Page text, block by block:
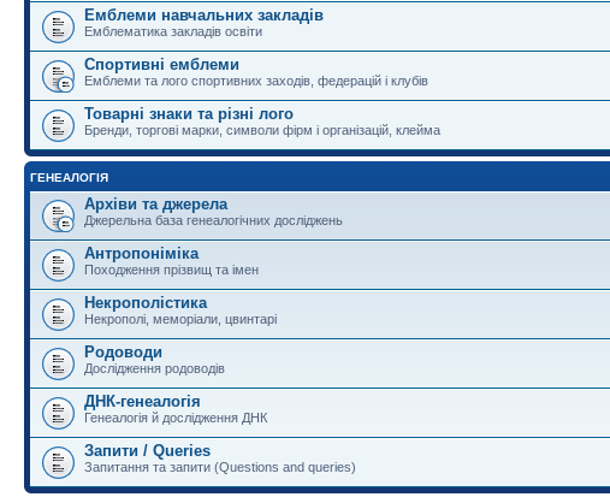
Емблеми навчальних закладів
Емблематика закладів освіти
Спортивні емблеми
Емблеми та лого спортивних заходів, федерацій і клубів
Товарні знаки та різні лого
Бренди, торгові марки, символи фірм і організацій, клейма
ГЕНЕАЛОГІЯ
Архіви та джерела
Джерельна база генеалогічних досліджень
Антропоніміка
Походження прізвищ та імен
Некрополістика
Некрополі, меморіали, цвинтарі
Родоводи
Дослідження родоводів
ДНК-генеалогія
Генеалогія й дослідження ДНК
Запити / Queries
Запитання та запити (Questions and queries)